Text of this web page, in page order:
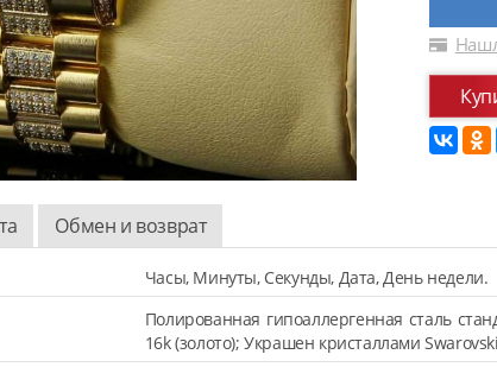
Обмен и возврат
Часы, Минуты, Секунды, Дата, День недели.
Полированная гипоаллергенная сталь
16k (золото); Украшен кристаллами